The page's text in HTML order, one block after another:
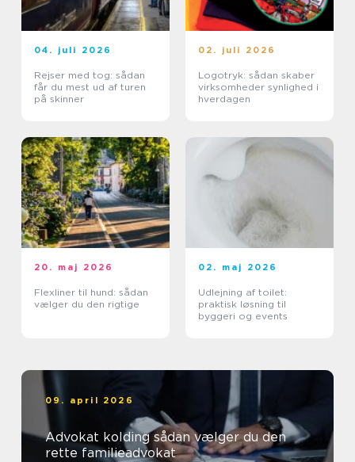
04. juli 2026
Rejser med tog: sådan
får du mest ud af turen
på skinner
02. juli 2026
Logotryk: sådan skaber
virksomheder synlighed i
hverdagen
20. maj 2026
Flexliner til hund: sådan
vælger du den rigtige
02. maj 2026
Udlejning af toilet:
praktisk løsning til
byggeri og events
09. april 2026
Advokat kolding sådan vælger du den
rette familieadvokat